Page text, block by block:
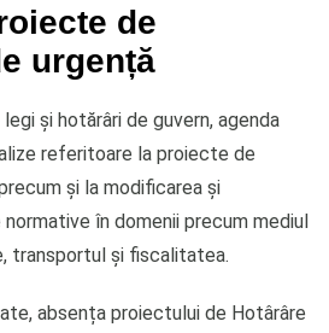
de
urgență
și hotărâri de guvern, agenda
referitoare la proiecte de
și la modificarea și
în domenii precum mediul
transportul și fiscalitatea.
absența proiectului de Hotârâre